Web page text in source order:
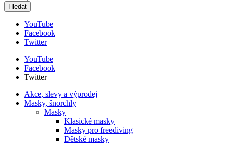
YouTube
Facebook
Twitter
YouTube
Facebook
Twitter
Akce, slevy a výprodej
Masky, šnorchly
Masky
Klasické masky
Masky pro freediving
Dětské masky